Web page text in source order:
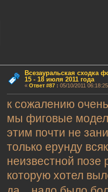
Всезауральская сходка
15 - 18 июля 2011 года
« Ответ #87: 05/10/2011
к сожалению
мы фиговые
этим почти не
только ерунду
неизвестной позе
которую хотел